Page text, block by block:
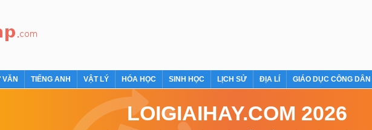
VĂN TIẾNG ANH VẬT LÝ HÓA HỌC SINH HỌC LỊCH SỬ ĐỊA LÍ GIÁO DỤC CÔNG DÂN
LOIGIAIHAY.COM 2026